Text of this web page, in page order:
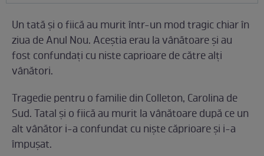
Un tată și o fiică au murit într-un mod tragic chiar în
ziua de Anul Nou. Aceștia erau la vânătoare și au
fost confundați cu niste caprioare de către alți
vânători.
Tragedie pentru o familie din Colleton, Carolina de
Sud. Tatal și o fiică au murit la vânătoare după ce un
alt vânător i-a confundat cu niște căprioare și i-a
împușat.